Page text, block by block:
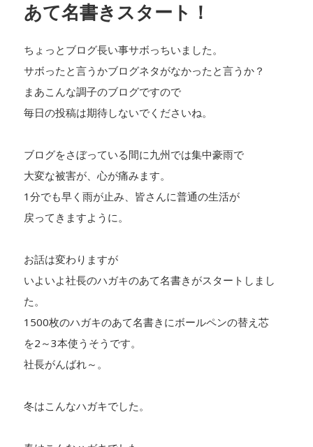
あて名書きスタート！
ちょっとブログ長い事サボっちいました。
サボったと言うかブログネタがなかったと言うか？
まあこんな調子のブログですので
毎日の投稿は期待しないでくださいね。
ブログをさぼっている間に九州では集中豪雨で
大変な被害が、心が痛みます。
1分でも早く雨が止み、皆さんに普通の生活が
戻ってきますように。
お話は変わりますが
いよいよ社長のハガキのあて名書きがスタートしまし
た。
1500枚のハガキのあて名書きにボールペンの替え芯
を2～3本使うそうです。
社長がんばれ～。
冬はこんなハガキでした。